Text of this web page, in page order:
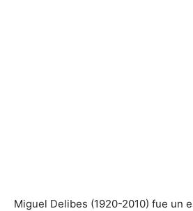
Miguel Delibes (1920-2010) fue un